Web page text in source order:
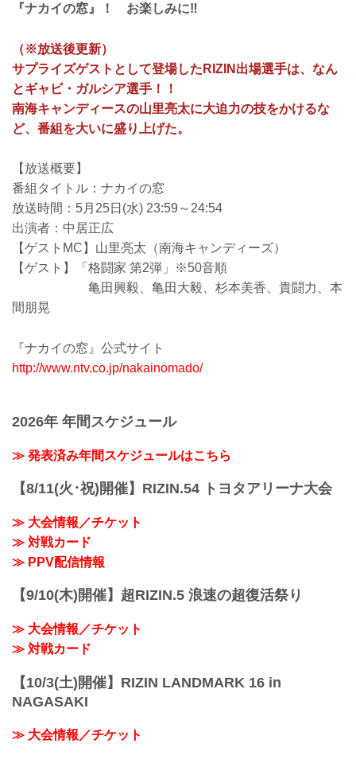
『ナカイの窓』！ お楽しみに‼︎
（※放送後更新）
サプライズゲストとして登場したRIZIN出場選手は、なん
とギャビ・ガルシア選手！！
南海キャンディースの山里亮太に大迫力の技をかけるな
ど、番組を大いに盛り上げた。
【放送概要】
番組タイトル：ナカイの窓
放送時間：5月25日(水) 23:59～24:54
出演者：中居正広
【ゲストMC】山里亮太（南海キャンディーズ）
【ゲスト】「格闘家 第2弾」※50音順
亀田興毅、亀田大毅、杉本美香、貴闘力、本
間朋晃
『ナカイの窓』公式サイト
http://www.ntv.co.jp/nakainomado/
2026年 年間スケジュール
≫ 発表済み年間スケジュールはこちら
【8/11(火･祝)開催】RIZIN.54 トヨタアリーナ大会
≫ 大会情報／チケット
≫ 対戦カード
≫ PPV配信情報
【9/10(木)開催】超RIZIN.5 浪速の超復活祭り
≫ 大会情報／チケット
≫ 対戦カード
【10/3(土)開催】RIZIN LANDMARK 16 in
NAGASAKI
≫ 大会情報／チケット